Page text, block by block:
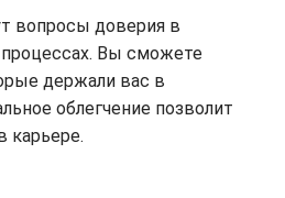
вопросы доверия в
Вы сможете
держали вас в
облегчение позволит
карьере.